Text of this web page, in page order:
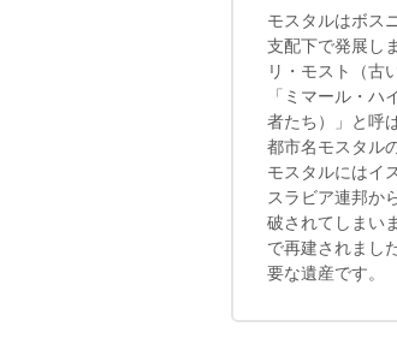
モスタルはボス
支配下で発展し
リ・モスト（古
「ミマール・
者たち）」と呼
都市名モスタル
モスタルにはイ
スラビア連邦か
破されてしまい
で再建されまし
要な遺産です。